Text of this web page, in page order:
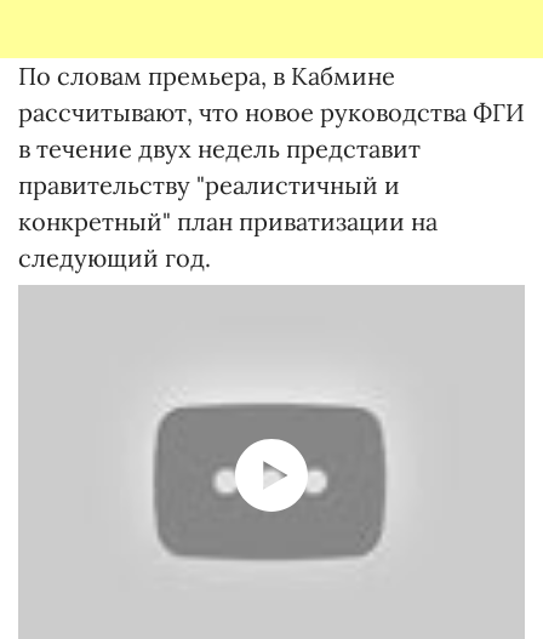
По словам премьера, в Кабмине
рассчитывают, что новое руководства ФГИ
в течение двух недель представит
правительству "реалистичный и
конкретный" план приватизации на
следующий год.